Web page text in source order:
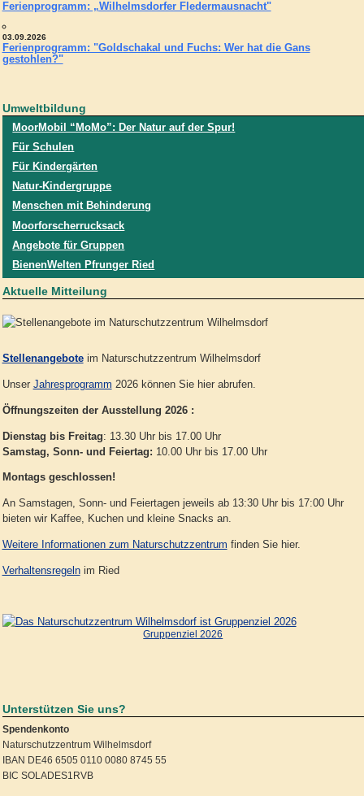
Ferienprogramm: „Wilhelmsdorfer Fledermausnacht"
03.09.2026
Ferienprogramm: "Goldschakal und Fuchs: Wer hat die Gans
gestohlen?"
Umweltbildung
MoorMobil “MoMo”: Der Natur auf der Spur!
Für Schulen
Für Kindergärten
Natur-Kindergruppe
Menschen mit Behinderung
Moorforscherrucksack
Angebote für Gruppen
BienenWelten Pfrunger Ried
Aktuelle Mitteilung
Stellenangeboteim Naturschutzzentrum Wilhelmsdorf
Unser Jahresprogramm 2026 können Sie hier abrufen.
Öffnungszeiten der Ausstellung 2026 :
Dienstag bis Freitag: 13.30 Uhr bis 17.00 Uhr
Samstag, Sonn- und Feiertag: 10.00 Uhr bis 17.00 Uhr
Montags geschlossen!
An Samstagen, Sonn- und Feiertagen jeweils ab 13:30 Uhr bis 17:00 Uhr
bieten wir Kaffee, Kuchen und kleine Snacks an.
Weitere Informationen zum Naturschutzzentrum finden Sie hier.
Verhaltensregelnim Ried
Gruppenziel 2026
Unterstützen Sie uns?
Spendenkonto
Naturschutzzentrum Wilhelmsdorf
IBAN DE46 6505 0110 0080 8745 55
BIC SOLADES1RVB